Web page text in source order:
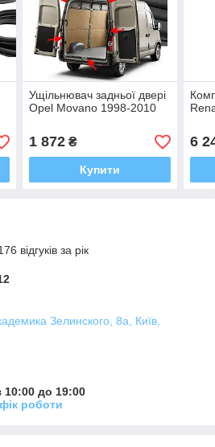
Ущільнювач задньої двері
Opel Movano 1998-2010
1 872₴
Купити
6
відгуків за рік
Зелинского, 8а, Київ,
10:00 до 19:00
роботи